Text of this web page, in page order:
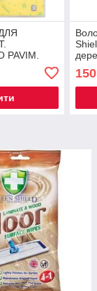
PAVIM.
150